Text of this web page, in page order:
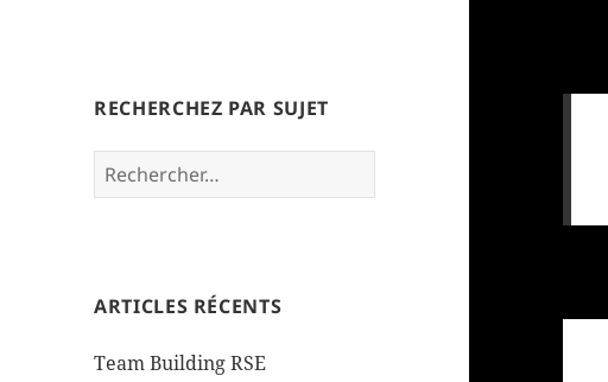
Korporate Events
– Nos actualités –
ArchiteKte de vos événements
RECHERCHEZ PAR SUJET
Rechercher :
ARTICLES RÉCENTS
Team Building RSE